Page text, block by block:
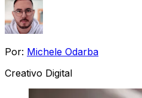
Por: Michele Odarba
Creativo Digital